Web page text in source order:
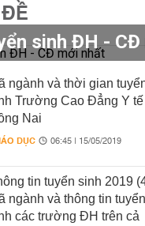
ngành và thời gian
Trường Cao Đẳng Y tế
Nai
DỤC 06:45 | 15/05/2019
tin tuyển sinh 2019
ngành và thông tin tuyển
các trường ĐH trên cả